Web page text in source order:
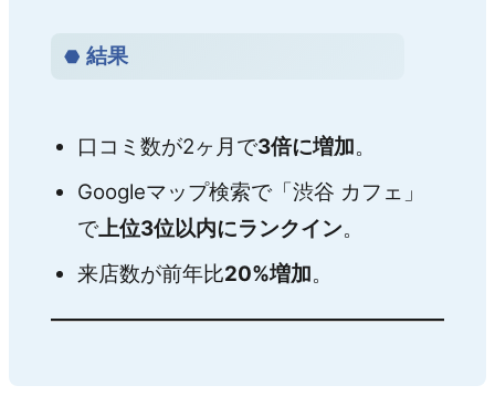
結果
口コミ数が2ヶ月で3倍に増加。
Googleマップ検索で「渋谷 カフェ」
で上位3位以内にランクイン。
来店数が前年比20%増加。